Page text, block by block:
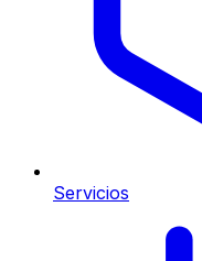
Servicios